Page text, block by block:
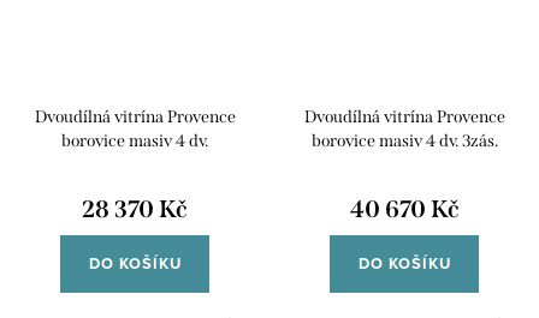
Dvoudílná vitrína Provence
borovice masiv 4 dv.
28 370 Kč
DO KOŠÍKU
Dvoudílná vitrína Provence
borovice masiv 4 dv. 3zás.
40 670 Kč
DO KOŠÍKU